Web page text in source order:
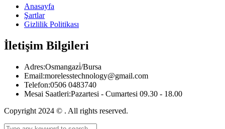
Anasayfa
Şartlar
Gizlilik Politikası
İletişim Bilgileri
Adres:Osmangazi̇/Bursa
Email:morelesstechnology@gmail.com
Telefon:0506 0483740
Mesai Saatleri:Pazartesi - Cumartesi 09.30 - 18.00
Copyright 2024 © . All rights reserved.